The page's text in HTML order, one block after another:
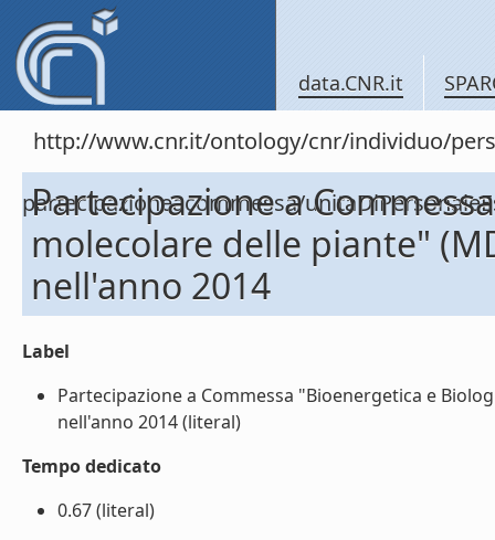
data.CNR.it
http://www.cnr.it/ontology/cnr/individuo/
partecipazioneacommessa/
Partecipazione a
molecolare delle piante"
nell'anno 2014
Label
Partecipazione a Commessa "Bioenergetica e
nell'anno 2014 (literal)
Tempo dedicato
0.67 (literal)